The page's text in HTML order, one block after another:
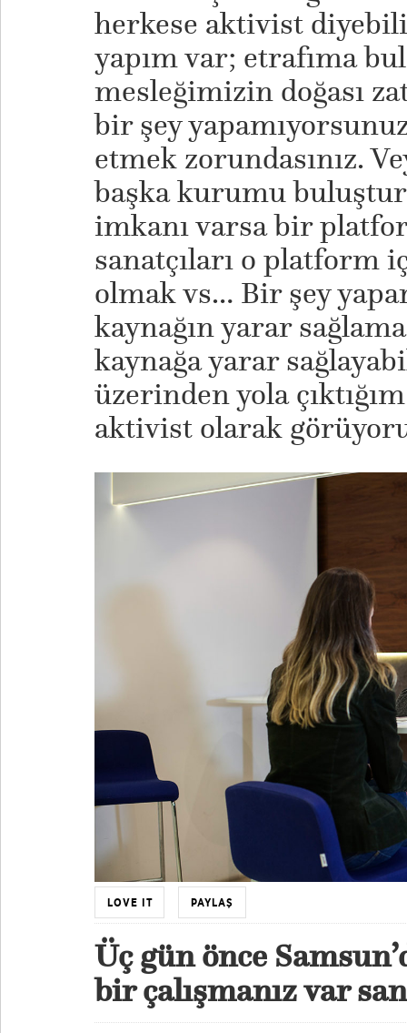
herkese aktivist
yapım var; etrafıma
mesleğimizin doğası
bir şey
etmek zorundasınız.
başka kurumu
imkanı varsa bir
sanatçıları o platform
olmak vs… Bir şey
kaynağın yarar
kaynağa yarar
üzerinden yola
aktivist olarak
LOVE IT PAYLAŞ
Üç gün önce
bir çalışmanız var